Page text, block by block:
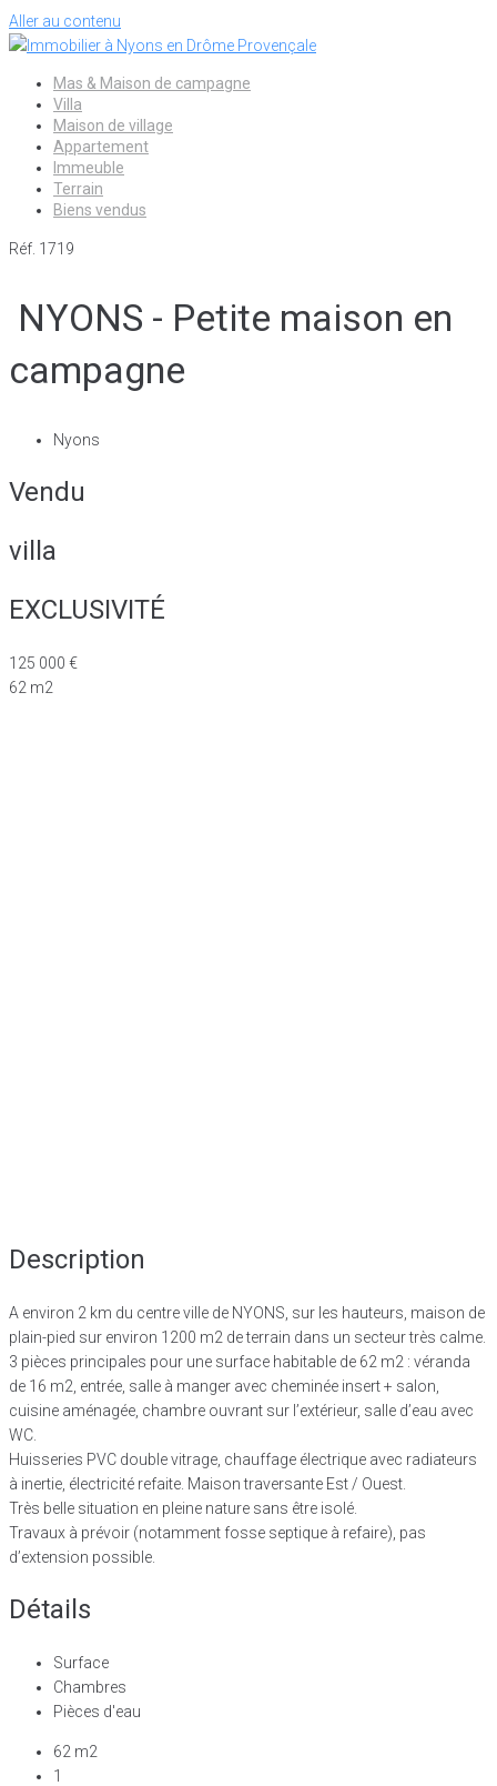
Aller au contenu
Mas & Maison de campagne
Villa
Maison de village
Appartement
Immeuble
Terrain
Biens vendus
Réf. 1719
NYONS - Petite maison en
campagne
Nyons
Vendu
villa
EXCLUSIVITÉ
125 000 €
62 m2
Description
A environ 2 km du centre ville de NYONS, sur les hauteurs, maison de
plain-pied sur environ 1200 m2 de terrain dans un secteur très calme.
3 pièces principales pour une surface habitable de 62 m2 : véranda
de 16 m2, entrée, salle à manger avec cheminée insert + salon,
cuisine aménagée, chambre ouvrant sur l’extérieur, salle d’eau avec
WC.
Huisseries PVC double vitrage, chauffage électrique avec radiateurs
à inertie, électricité refaite. Maison traversante Est / Ouest.
Très belle situation en pleine nature sans être isolé.
Travaux à prévoir (notamment fosse septique à refaire), pas
d’extension possible.
Détails
Surface
Chambres
Pièces d'eau
62 m2
1